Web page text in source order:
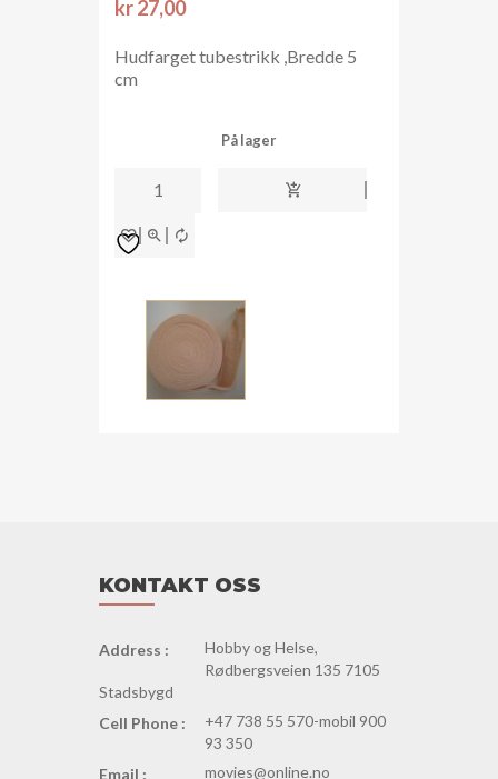
kr27,00
Hudfarget tubestrikk ,Bredde 5
cm
På lager
Tubestrikk
5cm
Hudfarget
KONTAKT OSS
Address :
Hobby og Helse,
Rødbergsveien 135 7105
Stadsbygd
Cell Phone :
+47 738 55 570-mobil 900
93 350
Email :
movies@online.no